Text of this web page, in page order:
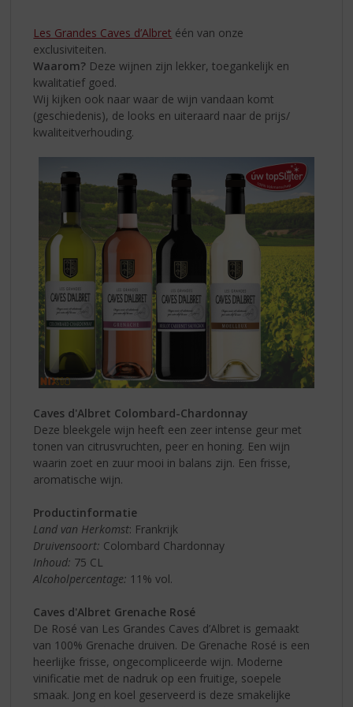
IEDER
WAT
WILS
Les Grandes Caves d’Albret één van onze
exclusiviteiten.
Waarom? Deze wijnen zijn lekker, toegankelijk en
kwalitatief goed.
Wij kijken ook naar waar de wijn vandaan komt
(geschiedenis), de looks en uiteraard naar de prijs/
kwaliteitverhouding.
Caves d'Albret Colombard-Chardonnay
Deze bleekgele wijn heeft een zeer intense geur met
tonen van citrusvruchten, peer en honing. Een wijn
waarin zoet en zuur mooi in balans zijn. Een frisse,
aromatische wijn.
Productinformatie
Land van Herkomst: Frankrijk
Druivensoort: Colombard Chardonnay
Inhoud: 75 CL
Alcoholpercentage: 11% vol.
Caves d'Albret Grenache Rosé
De Rosé van Les Grandes Caves d’Albret is gemaakt
van 100% Grenache druiven. De Grenache Rosé is een
heerlijke frisse, ongecompliceerde wijn. Moderne
vinificatie met de nadruk op een fruitige, soepele
smaak. Jong en koel geserveerd is deze smakelijke